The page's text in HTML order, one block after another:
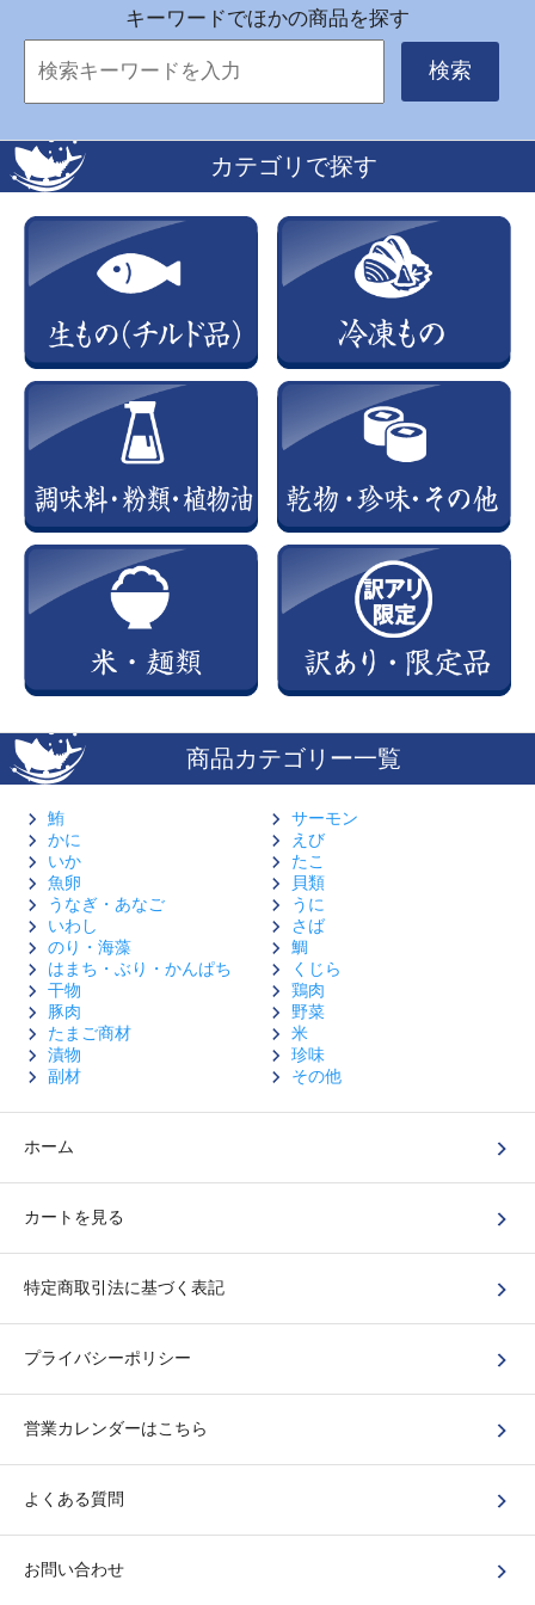
キーワードでほかの商品を探す
検索
カテゴリで探す
商品カテゴリー一覧
鮪
サーモン
かに
えび
いか
たこ
魚卵
貝類
うなぎ・あなご
うに
いわし
さば
のり・海藻
鯛
はまち・ぶり・かんぱち
くじら
干物
鶏肉
豚肉
野菜
たまご商材
米
漬物
珍味
副材
その他
ホーム
カートを見る
特定商取引法に基づく表記
プライバシーポリシー
営業カレンダーはこちら
よくある質問
お問い合わせ